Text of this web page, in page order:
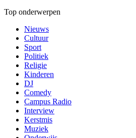
Top onderwerpen
Nieuws
Cultuur
Sport
Politiek
Religie
Kinderen
DJ
Comedy
Campus Radio
Interview
Kerstmis
Muziek